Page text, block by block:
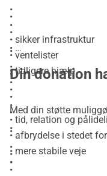
•
• sikker infrastruktur
•
•
•
• tid, relation og
•
•
•
•
• ventelister
•
•
•
• afbrydelse i stedet
•
•
•
•
• tidligere hjælp
•
•
•
• mere stabile veje
•
Din donation
Med din støtte
•